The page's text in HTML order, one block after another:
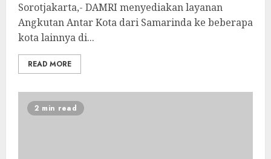
Sorotjakarta,- DAMRI menyediakan layanan
Angkutan Antar Kota dari Samarinda ke beberapa
kota lainnya di...
READ MORE
2 min read